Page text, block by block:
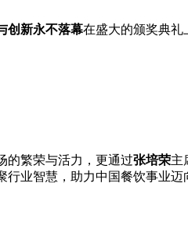
创新永不落幕在盛大的颁奖典礼
的繁荣与活力，更通过张培荣主
业智慧，助力中国餐饮事业迈